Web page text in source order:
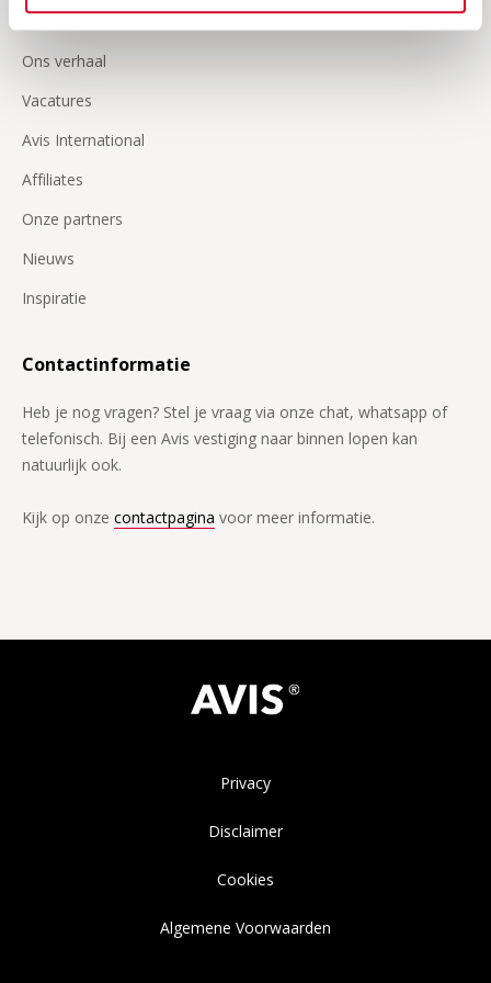
Over Avis
Ons verhaal
Vacatures
Avis International
Affiliates
Onze partners
Nieuws
Inspiratie
Contactinformatie
Heb je nog vragen? Stel je vraag via onze chat, whatsapp of
telefonisch. Bij een Avis vestiging naar binnen lopen kan
natuurlijk ook.
Kijk op onze contactpagina voor meer informatie.
Privacy
Disclaimer
Cookies
Algemene Voorwaarden